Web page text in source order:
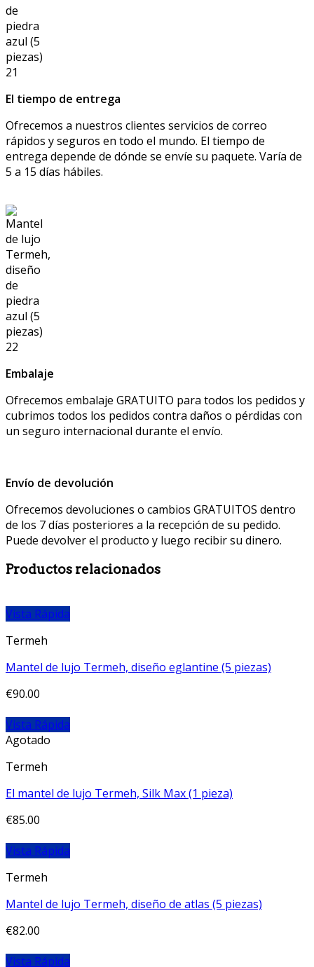
El tiempo de entrega
Ofrecemos a nuestros clientes servicios de correo
rápidos y seguros en todo el mundo. El tiempo de
entrega depende de dónde se envíe su paquete. Varía de
5 a 15 días hábiles.
Embalaje
Ofrecemos embalaje GRATUITO para todos los pedidos y
cubrimos todos los pedidos contra daños o pérdidas con
un seguro internacional durante el envío.
Envío de devolución
Ofrecemos devoluciones o cambios GRATUITOS dentro
de los 7 días posteriores a la recepción de su pedido.
Puede devolver el producto y luego recibir su dinero.
Productos relacionados
Vista Rápida
Termeh
Mantel de lujo Termeh, diseño eglantine (5 piezas)
€90.00
Vista Rápida
Agotado
Termeh
El mantel de lujo Termeh, Silk Max (1 pieza)
€85.00
Vista Rápida
Termeh
Mantel de lujo Termeh, diseño de atlas (5 piezas)
€82.00
Vista Rápida